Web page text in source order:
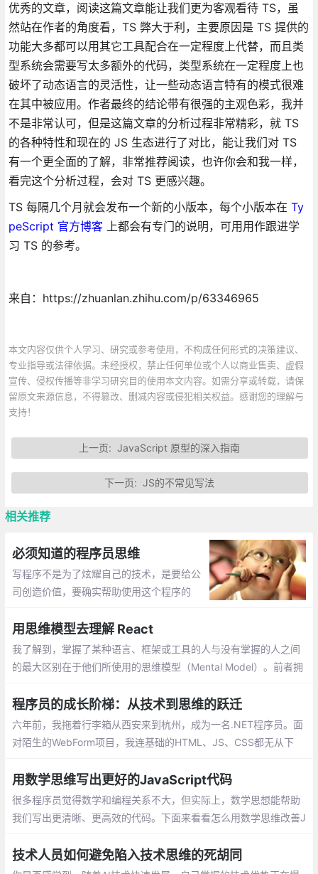
优秀的文章，阅读这篇文章能让我们更为客观看待 TS，虽
然站在作者的角度看，TS 弊大于利，主要原因是 TS 提供的
功能大多都可以用其它工具配合在一定程度上代替，而且类
型系统会需要写太多额外的代码，类型系统在一定程度上也
破坏了动态语言的灵活性，让一些动态语言特有的模式很难
在其中被应用。作者最终的结论带有很强的主观色彩，我并
不是非常认可，但是这篇文章的分析过程非常精彩，就 TS
的各种特性和现在的 JS 生态进行了对比，能让我们对 TS
有一个更全面的了解，非常推荐阅读，也许你会和我一样，
看完这个分析过程，会对 TS 更感兴趣。
TS 每隔几个月就会发布一个新的小版本，每个小版本在 Ty
peScript 官方博客上都会有专门的说明，可用用作跟进学
习 TS 的参考。
来自：https://zhuanlan.zhihu.com/p/63346965
本文内容仅供个人学习、研究或参考使用，不构成任何形式的决策建议、
专业指导或法律依据。未经授权，禁止任何单位或个人以商业售卖、虚假
宣传、侵权传播等非学习研究目的使用本文内容。如需分享或转载，请保
留原文来源信息，不得篡改、删减内容或侵犯相关权益。感谢您的理解与
支持！
上一页:JavaScript 原型的深入指南
下一页:JS的不常见写法
相关推荐
必须知道的程序员思维
写程序不是为了炫耀自己的技术，是要给公
司创造价值，要确实帮助使用这个程序的
高社会效率。写高效的代码是每个程序员的
追求，写易懂的代码是每个程序员的美德。
用思维模型去理解 React
我了解到，掌握了某种语言、框架或工具的人与没有掌握的人之间
的最大区别在于他们所使用的思维模型（Mental Model）。前者拥
程序员的成长阶梯：从技术到思维的跃迁
六年前，我拖着行李箱从西安来到杭州，成为一名.NET程序员。面
对陌生的WebForm项目，我连基础的HTML、JS、CSS都无从下
真正的成长
用数学思维写出更好的JavaScript代码
很多程序员觉得数学和编程关系不大，但实际上，数学思想能帮助
我们写出更清晰、更高效的代码。下面来看看怎么用数学思维改善J
技术人员如何避免陷入技术思维的死胡同